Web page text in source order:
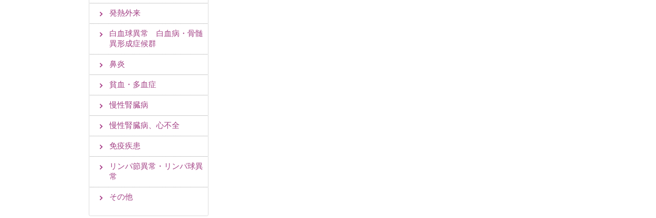
発熱外来
白血球異常 白血病・骨髄
異形成症候群
鼻炎
貧血・多血症
慢性腎臓病
慢性腎臓病、心不全
免疫疾患
リンパ節異常・リンパ球異
常
その他